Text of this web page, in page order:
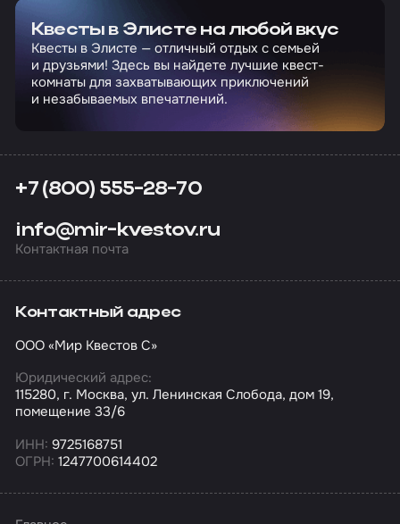
Квесты в Элисте на любой вкус
Квесты в Элисте — отличный отдых с семьей
и друзьями! Здесь вы найдете лучшие квест-
комнаты для захватывающих приключений
и незабываемых впечатлений.
+7 (800) 555-28-70
info@mir-kvestov.ru
Контактная почта
Контактный адрес
ООО «Мир Квестов С»
Юридический адрес:
115280, г. Москва, ул. Ленинская Слобода, дом 19,
помещение 33/6
ИНН: 9725168751
ОГРН: 1247700614402